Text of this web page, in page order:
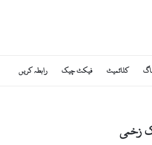
کلائمیٹ فیکٹ چیک رابطہ کریں
زخمی